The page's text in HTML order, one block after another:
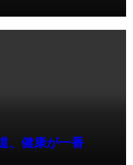
、健康が一番